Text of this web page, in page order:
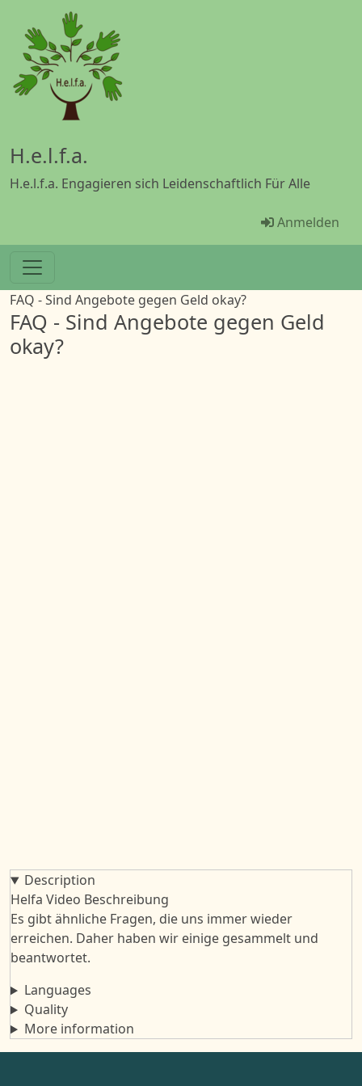
Direkt zum Inhalt
H.e.l.f.a.
H.e.l.f.a. Engagieren sich Leidenschaftlich Für Alle
Menü
Anmelden
FAQ - Sind Angebote gegen Geld okay?
FAQ - Sind Angebote gegen Geld
okay?
Description
Helfa Video Beschreibung
Es gibt ähnliche Fragen, die uns immer wieder
erreichen. Daher haben wir einige gesammelt und
beantwortet.
Languages
Quality
More information